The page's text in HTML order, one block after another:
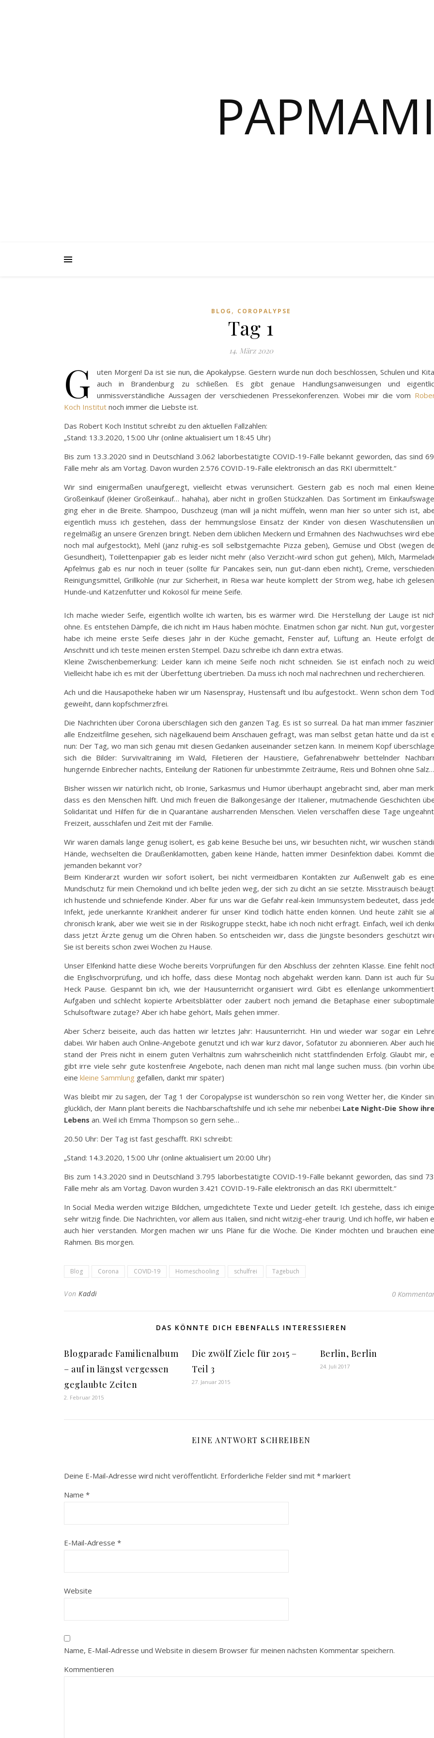
PAPMAMI
BLOG , COROPALYPSE
Tag 1
14. März 2020
G
uten Morgen! Da ist sie nun, die Apokalypse. Gestern wurde nun doch beschlossen, Schulen und
auch in Brandenburg zu schließen. Es gibt genaue Handlungsanweisungen und
unmissverständliche Aussagen der verschiedenen Pressekonferenzen. Wobei mir die vom
Koch Institut noch immer die Liebste ist.
Das Robert Koch Institut schreibt zu den aktuellen Fallzahlen:
„Stand: 13.3.2020, 15:00 Uhr (online aktualisiert um 18:45 Uhr)
Bis zum 13.3.2020 sind in Deutschland 3.062 laborbestätigte COVID-19-Fälle bekannt geworden, das sind
Fälle mehr als am Vortag. Davon wurden 2.576 COVID-19-Fälle elektronisch an das RKI übermittelt.“
Wir sind einigermaßen unaufgeregt, vielleicht etwas verunsichert. Gestern gab es noch mal einen
Großeinkauf (kleiner Großeinkauf… hahaha), aber nicht in großen Stückzahlen. Das Sortiment im
ging eher in die Breite. Shampoo, Duschzeug (man will ja nicht müffeln, wenn man hier so unter sich ist,
eigentlich muss ich gestehen, dass der hemmungslose Einsatz der Kinder von diesen Waschutensilien
regelmäßig an unsere Grenzen bringt. Neben dem üblichen Meckern und Ermahnen des Nachwuchses wird
noch mal aufgestockt), Mehl (janz ruhig-es soll selbstgemachte Pizza geben), Gemüse und Obst (wegen
Gesundheit), Toilettenpapier gab es leider nicht mehr (also Verzicht-wird schon gut gehen), Milch,
Apfelmus gab es nur noch in teuer (sollte für Pancakes sein, nun gut-dann eben nicht), Creme,
Reinigungsmittel, Grillkohle (nur zur Sicherheit, in Riesa war heute komplett der Strom weg, habe ich
Hunde-und Katzenfutter und Kokosöl für meine Seife.
Ich mache wieder Seife, eigentlich wollte ich warten, bis es wärmer wird. Die Herstellung der Lauge ist
ohne. Es entstehen Dämpfe, die ich nicht im Haus haben möchte. Einatmen schon gar nicht. Nun gut,
habe ich meine erste Seife dieses Jahr in der Küche gemacht, Fenster auf, Lüftung an. Heute erfolgt
Anschnitt und ich teste meinen ersten Stempel. Dazu schreibe ich dann extra etwas.
Kleine Zwischenbemerkung: Leider kann ich meine Seife noch nicht schneiden. Sie ist einfach noch zu
Vielleicht habe ich es mit der Überfettung übertrieben. Da muss ich noch mal nachrechnen und recherchieren.
Ach und die Hausapotheke haben wir um Nasenspray, Hustensaft und Ibu aufgestockt.. Wenn schon dem
geweiht, dann kopfschmerzfrei.
Die Nachrichten über Corona überschlagen sich den ganzen Tag. Es ist so surreal. Da hat man immer
alle Endzeitfilme gesehen, sich nägelkauend beim Anschauen gefragt, was man selbst getan hätte und da ist
nun: Der Tag, wo man sich genau mit diesen Gedanken auseinander setzen kann. In meinem Kopf
sich die Bilder: Survivaltraining im Wald, Filetieren der Haustiere, Gefahrenabwehr bettelnder
hungernde Einbrecher nachts, Einteilung der Rationen für unbestimmte Zeiträume, Reis und Bohnen ohne Salz…
Bisher wissen wir natürlich nicht, ob Ironie, Sarkasmus und Humor überhaupt angebracht sind, aber man
dass es den Menschen hilft. Und mich freuen die Balkongesänge der Italiener, mutmachende Geschichten
Solidarität und Hilfen für die in Quarantäne ausharrenden Menschen. Vielen verschaffen diese Tage
Freizeit, ausschlafen und Zeit mit der Familie.
Wir waren damals lange genug isoliert, es gab keine Besuche bei uns, wir besuchten nicht, wir wuschen
Hände, wechselten die Draußenklamotten, gaben keine Hände, hatten immer Desinfektion dabei. Kommt
jemanden bekannt vor?
Beim Kinderarzt wurden wir sofort isoliert, bei nicht vermeidbaren Kontakten zur Außenwelt gab es
Mundschutz für mein Chemokind und ich bellte jeden weg, der sich zu dicht an sie setzte. Misstrauisch
ich hustende und schniefende Kinder. Aber für uns war die Gefahr real-kein Immunsystem bedeutet, dass
Infekt, jede unerkannte Krankheit anderer für unser Kind tödlich hätte enden können. Und heute zählt sie
chronisch krank, aber wie weit sie in der Risikogruppe steckt, habe ich noch nicht erfragt. Einfach, weil ich
dass jetzt Ärzte genug um die Ohren haben. So entscheiden wir, dass die Jüngste besonders geschützt
Sie ist bereits schon zwei Wochen zu Hause.
Unser Elfenkind hatte diese Woche bereits Vorprüfungen für den Abschluss der zehnten Klasse. Eine fehlt
die Englischvorprüfung, und ich hoffe, dass diese Montag noch abgehakt werden kann. Dann ist auch für
Heck Pause. Gespannt bin ich, wie der Hausunterricht organisiert wird. Gibt es ellenlange
Aufgaben und schlecht kopierte Arbeitsblätter oder zaubert noch jemand die Betaphase einer
Schulsoftware zutage? Aber ich habe gehört, Mails gehen immer.
Aber Scherz beiseite, auch das hatten wir letztes Jahr: Hausunterricht. Hin und wieder war sogar ein
dabei. Wir haben auch Online-Angebote genutzt und ich war kurz davor, Sofatutor zu abonnieren. Aber auch
stand der Preis nicht in einem guten Verhältnis zum wahrscheinlich nicht stattfindenden Erfolg. Glaubt mir,
gibt irre viele sehr gute kostenfreie Angebote, nach denen man nicht mal lange suchen muss. (bin vorhin
eine kleine Sammlung gefallen, dankt mir später)
Was bleibt mir zu sagen, der Tag 1 der Coropalypse ist wunderschön so rein vong Wetter her, die Kinder
glücklich, der Mann plant bereits die Nachbarschaftshilfe und ich sehe mir nebenbei Late Night-Die Show
Lebens an. Weil ich Emma Thompson so gern sehe…
20.50 Uhr: Der Tag ist fast geschafft. RKI schreibt:
„Stand: 14.3.2020, 15:00 Uhr (online aktualisiert um 20:00 Uhr)
Bis zum 14.3.2020 sind in Deutschland 3.795 laborbestätigte COVID-19-Fälle bekannt geworden, das sind
Fälle mehr als am Vortag. Davon wurden 3.421 COVID-19-Fälle elektronisch an das RKI übermittelt.“
In Social Media werden witzige Bildchen, umgedichtete Texte und Lieder geteilt. Ich gestehe, dass ich
sehr witzig finde. Die Nachrichten, vor allem aus Italien, sind nicht witzig-eher traurig. Und ich hoffe, wir haben
auch hier verstanden. Morgen machen wir uns Pläne für die Woche. Die Kinder möchten und brauchen
Rahmen. Bis morgen.
Blog Corona COVID-19 Homeschooling schulfrei Tagebuch
Von Kaddi 0
DAS KÖNNTE DICH EBENFALLS INTERESSIEREN
Blogparade Familienalbum
– auf in längst vergessen
geglaubte Zeiten
2. Februar 2015
Die zwölf Ziele für 2015 –
Teil 3
27. Januar 2015
Berlin, Berlin
24. Juli 2017
EINE ANTWORT SCHREIBEN
Deine E-Mail-Adresse wird nicht veröffentlicht. Erforderliche Felder sind mit * markiert
Name *
E-Mail-Adresse *
Website
Name, E-Mail-Adresse und Website in diesem Browser für meinen nächsten Kommentar speichern.
Kommentieren